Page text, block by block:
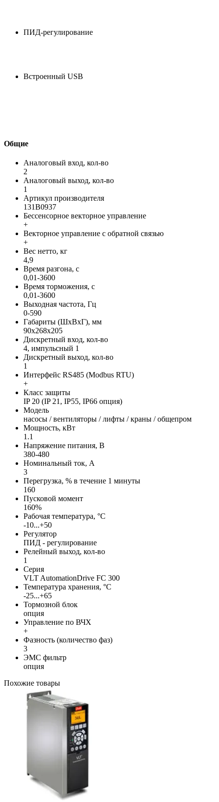
ПИД-регулирование
Встроенный USB
Общие
Аналоговый вход, кол-во
2
Аналоговый выход, кол-во
1
Артикул производителя
131B0937
Бессенсорное векторное управление
+
Векторное управление с обратной связью
+
Вес нетто, кг
4,9
Время разгона, с
0,01-3600
Время торможения, с
0,01-3600
Выходная частота, Гц
0-590
Габариты (ШхВхГ), мм
90х268х205
Дискретный вход, кол-во
4, импульсный 1
Дискретный выход, кол-во
1
Интерфейс RS485 (Modbus RTU)
+
Класс защиты
IP 20 (IP 21, IP55, IP66 опция)
Модель
насосы / вентиляторы / лифты / краны / общепром
Мощность, кВт
1.1
Напряжение питания, В
380-480
Номинальный ток, А
3
Перегрузка, % в течение 1 минуты
160
Пусковой момент
160%
Рабочая температура, °С
-10...+50
Регулятор
ПИД - регулирование
Релейный выход, кол-во
1
Серия
VLT AutomationDrive FC 300
Температура хранения, °С
-25...+65
Тормозной блок
опция
Управление по ВЧХ
+
Фазность (количество фаз)
3
ЭМС фильтр
опция
Похожие товары